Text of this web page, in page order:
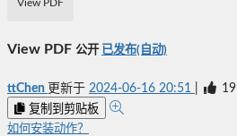
View PDF
View PDF 公开 已发布(自动)
ttChen 更新于 2024-06-16 20:51 19
复制到剪贴板
如何安装动作？